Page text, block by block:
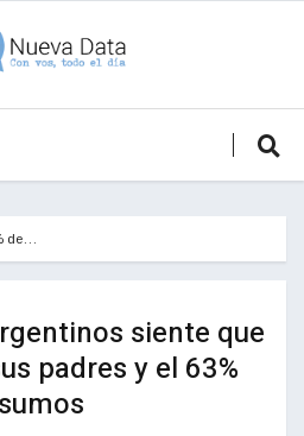
de…
siente que
padres y el 63%